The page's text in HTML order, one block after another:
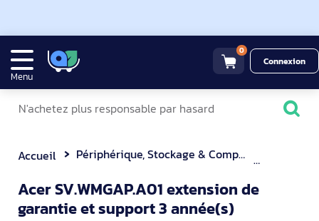
Menu
0
Connexion
Accueil Périphérique, Stockage & Composant
Acer SV.WMGAP.A01 extension de
garantie et support 3 année(s)